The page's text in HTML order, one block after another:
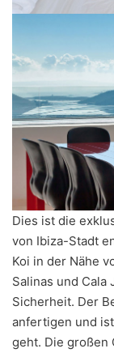
Dies ist die
von Ibiza-Stadt
Koi in der Nähe
Salinas und Cala
Sicherheit. Der
anfertigen und
geht. Die großen